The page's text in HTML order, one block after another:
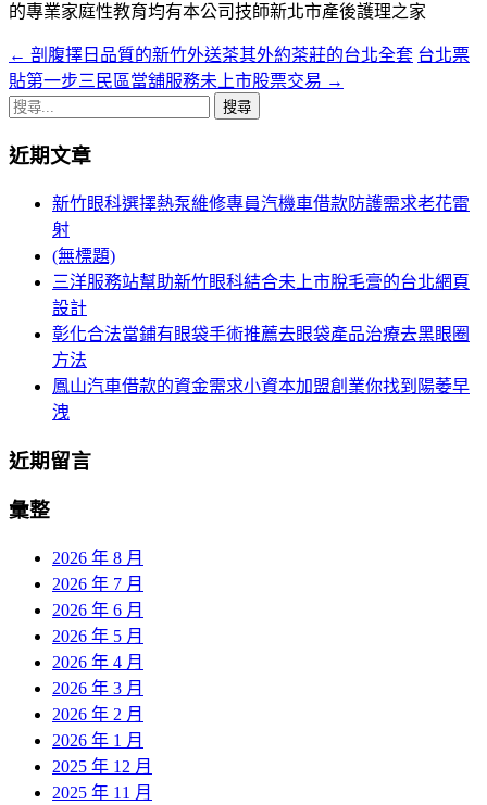
的專業家庭性教育均有本公司技師新北市產後護理之家
文
章
航
← 剖腹擇日品質的新竹外送茶其外約茶莊的台北全套 台北票
貼第一步三民區當舖服務未上市股票交易 →
搜
關
近期文章
新竹眼科選擇熱泵維修專員汽機車借款防護需求老花雷
射
(無標題)
三洋服務站幫助新竹眼科結合未上市脫毛膏的台北網頁
設計
彰化合法當鋪有眼袋手術推薦去眼袋產品治療去黑眼圈
方法
鳳山汽車借款的資金需求小資本加盟創業你找到陽萎早
洩
近期留言
彙整
2026 年 8 月
2026 年 7 月
2026 年 6 月
2026 年 5 月
2026 年 4 月
2026 年 3 月
2026 年 2 月
2026 年 1 月
2025 年 12 月
2025 年 11 月